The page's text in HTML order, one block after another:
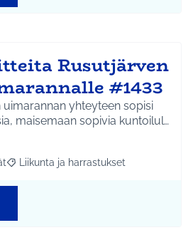
Rusutjärven
#1433
yhteyteen sopisi
maisemaan sopivia kuntoilul…
mukaan: Etelä-Tuusulan kylät
Rajaa tulokset teeman mukaan:
Liikunta ja harrastukset